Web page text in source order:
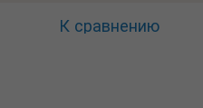
К сравнению